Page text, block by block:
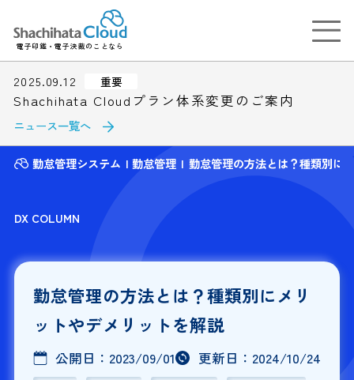
電子印鑑・電子決裁のことなら
2025.09.12 重要
Shachihata Cloudプラン体系変更のご案内
ニュース一覧へ
勤怠管理システム 勤怠管理 勤怠管理の方法とは？種類別に
DX COLUMN
勤怠管理の方法とは？種類別にメリ
ットやデメリットを解説
公開日： 2023/09/01 更新日： 2024/10/24